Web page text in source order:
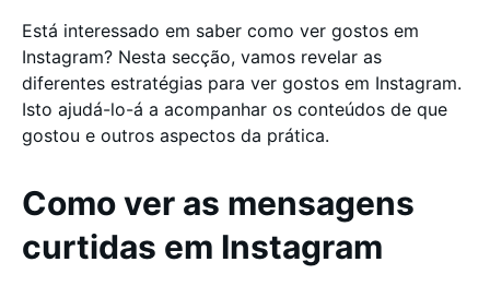
Está interessado em saber como ver gostos em
Instagram? Nesta secção, vamos revelar as
diferentes estratégias para ver gostos em Instagram.
Isto ajudá-lo-á a acompanhar os conteúdos de que
gostou e outros aspectos da prática.
Como ver as mensagens
curtidas em Instagram